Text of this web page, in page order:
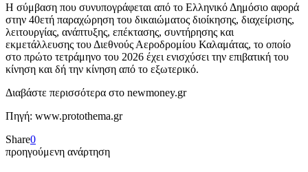
Η σύμβαση που συνυπογράφεται από το Ελληνικό Δημόσιο αφορά
στην 40ετή παραχώρηση του δικαιώματος διοίκησης, διαχείρισης,
λειτουργίας, ανάπτυξης, επέκτασης, συντήρησης και
εκμετάλλευσης του Διεθνούς Αεροδρομίου Καλαμάτας, το οποίο
στο πρώτο τετράμηνο του 2026 έχει ενισχύσει την επιβατική του
κίνηση και δή την κίνηση από το εξωτερικό.
Διαβάστε περισσότερα στο newmoney.gr
Πηγή: www.protothema.gr
Share0
προηγούμενη ανάρτηση